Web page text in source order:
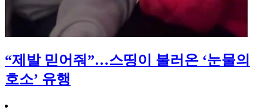
“제발 믿어줘”…스띵이 불러온 ‘눈물의
호소’ 유행